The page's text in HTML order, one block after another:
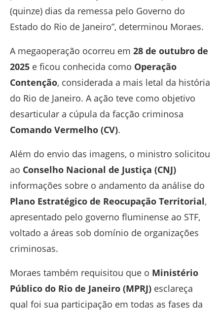
(quinze) dias da remessa pelo Governo do
Estado do Rio de Janeiro”, determinou Moraes.
A megaoperação ocorreu em 28 de outubro de
2025 e ficou conhecida como Operação
Contenção, considerada a mais letal da história
do Rio de Janeiro. A ação teve como objetivo
desarticular a cúpula da facção criminosa
Comando Vermelho (CV).
Além do envio das imagens, o ministro solicitou
ao Conselho Nacional de Justiça (CNJ)
informações sobre o andamento da análise do
Plano Estratégico de Reocupação Territorial,
apresentado pelo governo fluminense ao STF,
voltado a áreas sob domínio de organizações
criminosas.
Moraes também requisitou que o Ministério
Público do Rio de Janeiro (MPRJ) esclareça
qual foi sua participação em todas as fases da